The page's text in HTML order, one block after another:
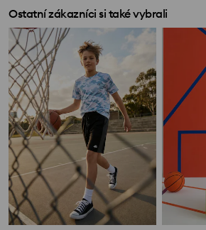
Ostatní zákazníci si také vybrali